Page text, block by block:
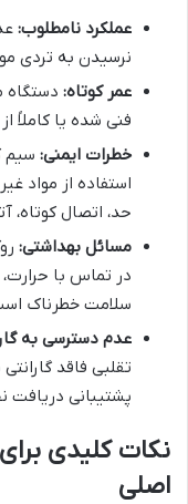
عملکرد نامطلوب:
نرسیدن به تردی
عمر کوتاه:
فنی شده یا کاملاً
خطرات ایمنی: سیم
استفاده از مواد
حد، اتصال
مسائل بهداشتی:
در تماس با
سلامت خطرناک
عدم دسترسی به
تقلبی فاقد
پشتیبانی دریافت
نکات کلیدی
اصلی